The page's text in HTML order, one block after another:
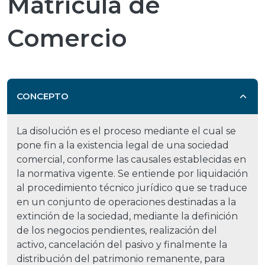
Comercio
CONCEPTO
La disolución es el proceso mediante el cual se
pone fin a la existencia legal de una sociedad
comercial, conforme las causales establecidas en
la normativa vigente. Se entiende por liquidación
al procedimiento técnico jurídico que se traduce
en un conjunto de operaciones destinadas a la
extinción de la sociedad, mediante la definición
de los negocios pendientes, realización del
activo, cancelación del pasivo y finalmente la
distribución del patrimonio remanente, para